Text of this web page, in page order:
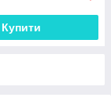
Купити